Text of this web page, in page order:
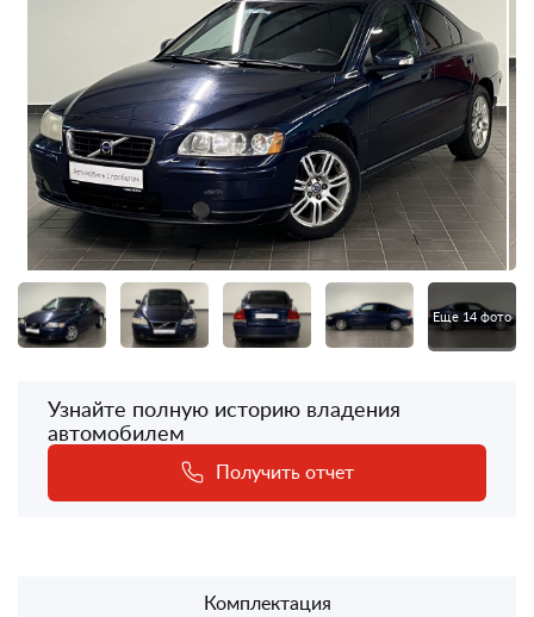
Еще 14 фото
Узнайте полную историю владения
автомобилем
Получить отчет
Комплектация